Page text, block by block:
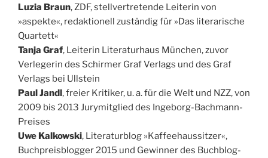
Luzia Braun, ZDF, stellvertretende Leiterin von
»aspekte«, redaktionell zuständig für »Das literarische
Quartett«
Tanja Graf, Leiterin Literaturhaus München, zuvor
Verlegerin des Schirmer Graf Verlags und des Graf
Verlags bei Ullstein
Paul Jandl, freier Kritiker, u. a. für die Welt und NZZ, von
2009 bis 2013 Jurymitglied des Ingeborg-Bachmann-
Preises
Uwe Kalkowski, Literaturblog »Kaffeehaussitzer«,
Buchpreisblogger 2015 und Gewinner des Buchblog-